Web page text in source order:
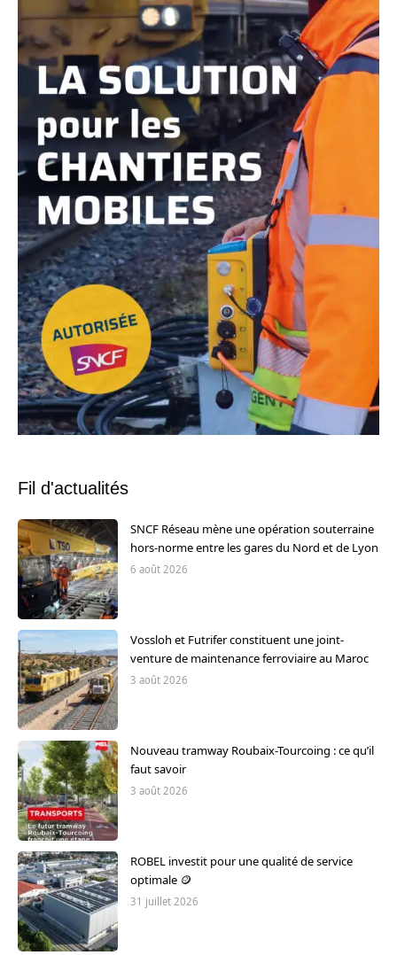
Fil d'actualités
SNCF Réseau mène une opération souterraine
hors-norme entre les gares du Nord et de Lyon
6 août 2026
Vossloh et Futrifer constituent une joint-
venture de maintenance ferroviaire au Maroc
3 août 2026
Nouveau tramway Roubaix-Tourcoing : ce qu’il
faut savoir
3 août 2026
ROBEL investit pour une qualité de service
optimale 🪙
31 juillet 2026